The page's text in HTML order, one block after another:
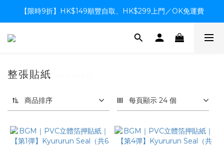
【限時9折】HK$149順豐自取、HK$299上門／OK免運費
【限時9折】HK$149順豐自取、HK$299上門／OK免運費
支付系統升級中，暫停信用卡支付至8月中，造成不便感謝諒解
整張貼紙
商品排序 每頁顯示 24 個